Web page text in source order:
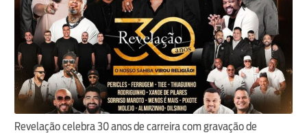
Revelação celebra 30 anos de carreira com gravação de